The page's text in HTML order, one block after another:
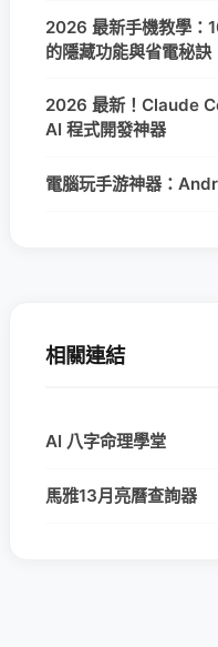
2026 最新手機教學：
的隱藏功能與省電秘訣
2026 最新！Claude
AI 程式開發神器
電腦玩手游神器：
相關連結
AI 八字命理學堂
馬雅13月亮曆查詢器